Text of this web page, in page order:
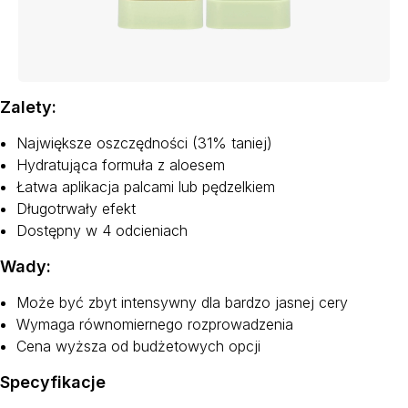
Zalety:
Największe oszczędności (31% taniej)
Hydratująca formuła z aloesem
Łatwa aplikacja palcami lub pędzelkiem
Długotrwały efekt
Dostępny w 4 odcieniach
Wady:
Może być zbyt intensywny dla bardzo jasnej cery
Wymaga równomiernego rozprowadzenia
Cena wyższa od budżetowych opcji
Specyfikacje